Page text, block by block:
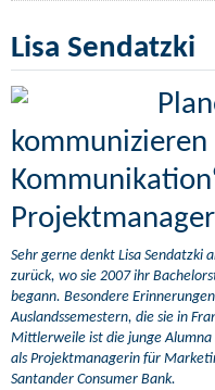
Lisa Sendatzki
kommunizieren
Sehr gerne denkt Lisa Sendatzki
zurück, wo sie 2007 ihr
begann. Besondere
Auslandssemestern, die sie in
Mittlerweile ist die junge
als Projektmanagerin für
Santander Consumer Bank.